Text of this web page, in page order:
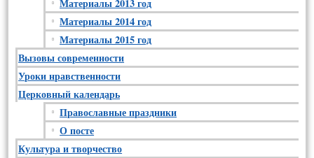
Материалы 2014 год
Материалы 2015 год
Вызовы современности
Уроки нравственности
Церковный календарь
Православные праздники
О посте
Культура и творчество